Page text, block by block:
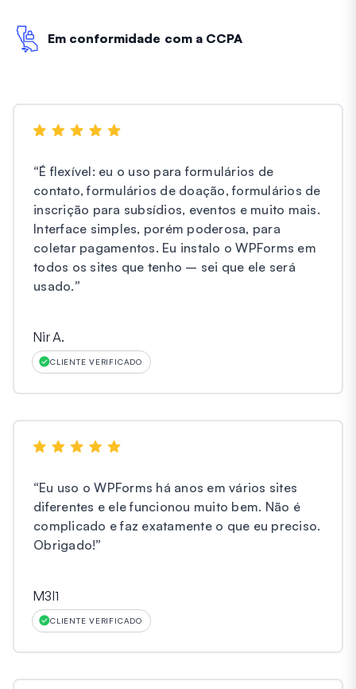
Em conformidade com a CCPA
“É flexível: eu o uso para formulários de
contato, formulários de doação, formulários de
inscrição para subsídios, eventos e muito mais.
Interface simples, porém poderosa, para
coletar pagamentos. Eu instalo o WPForms em
todos os sites que tenho – sei que ele será
usado.”
Nir A.
CLIENTE VERIFICADO
“Eu uso o WPForms há anos em vários sites
diferentes e ele funcionou muito bem. Não é
complicado e faz exatamente o que eu preciso.
Obrigado!”
M3l1
CLIENTE VERIFICADO